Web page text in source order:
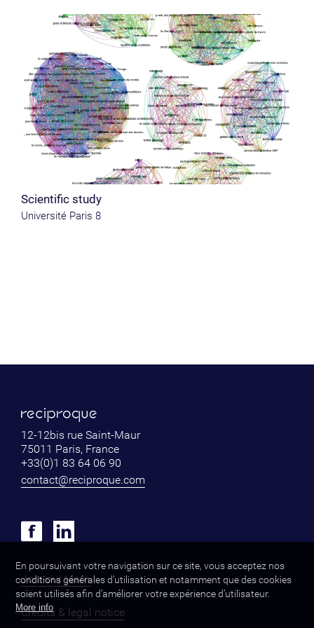
Scientific study
Université Paris 8
12-12bis rue Saint-Maur
75011 Paris, France
+33(0)1 83 64 06 90
contact@reciproque.com
Join our team
Credits & legal notice
En poursuivant votre navigation sur ce site, vous acceptez nos
conditions générales d’utilisation et notamment que des cookies
soient utilisés afin d’améliorer votre expérience d’utilisateur.
More info